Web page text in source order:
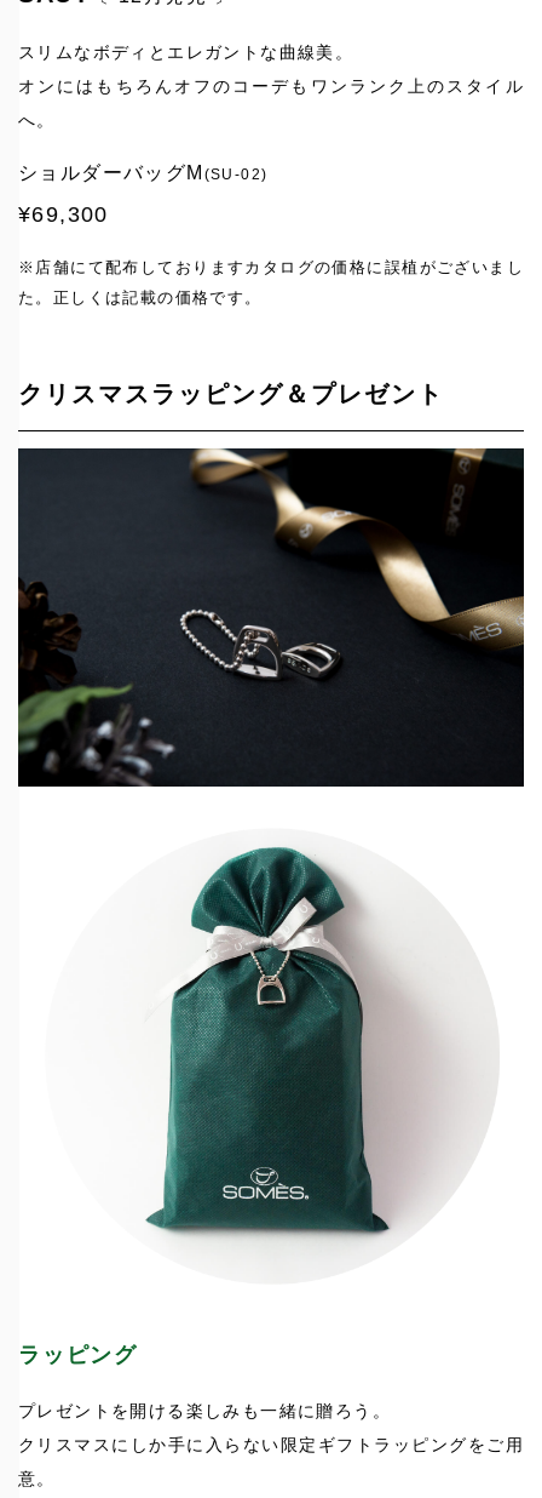
スリムなボディとエレガントな曲線美。
オンにはもちろんオフのコーデもワンランク上のスタイル
へ。
ショルダーバッグM (SU-02)
¥69,300
※店舗にて配布しておりますカタログの価格に誤植がございまし
た。正しくは記載の価格です。
クリスマスラッピング＆プレゼント
ラッピング
プレゼントを開ける楽しみも一緒に贈ろう。
クリスマスにしか手に入らない限定ギフトラッピングをご用
意。